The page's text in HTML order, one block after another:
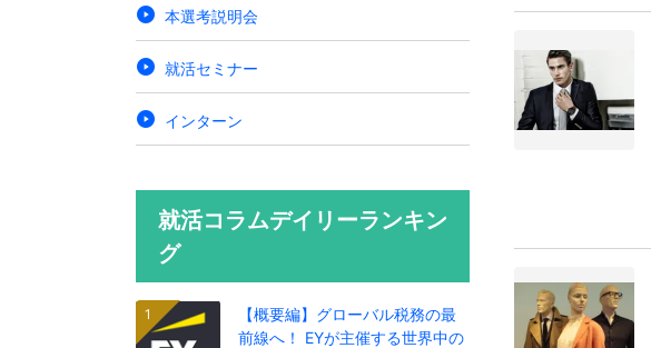
本選考説明会
就活セミナー
インターン
就活コラムデイリーランキン
グ
【概要編】グローバル税務の最
前線へ！ EYが主催する世界中の